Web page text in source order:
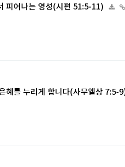
피어나는 영성(시편 51:5-11)
혜를 누리게 합니다(사무엘상 7:5-